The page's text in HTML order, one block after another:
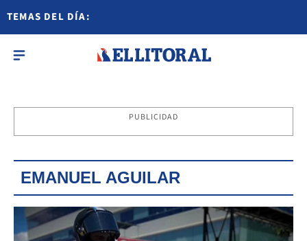
TEMAS DEL DÍA:
PUBLICIDAD
EMANUEL AGUILAR